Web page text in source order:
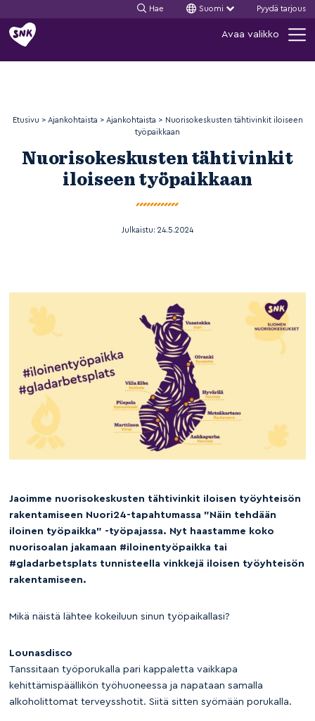
Siirry
sisältöön
Hae Suomi Pyydä tarjous
Avaa valikko
Etusivu > Ajankohtaista > Ajankohtaista > Nuorisokeskusten tähtivinkit iloiseen
työpaikkaan
Nuorisokeskusten tähtivinkit
iloiseen työpaikkaan
Julkaistu: 24.5.2024
Jaoimme nuorisokeskusten tähtivinkit iloisen työyhteisön
rakentamiseen Nuori24-tapahtumassa ”Näin tehdään
iloinen työpaikka” -työpajassa. Nyt haastamme koko
nuorisoalan jakamaan #iloinentyöpaikka tai
#gladarbetsplats tunnisteella vinkkejä iloisen työyhteisön
rakentamiseen.
Mikä näistä lähtee kokeiluun sinun työpaikallasi?
Lounasdisco
Tanssitaan työporukalla pari kappaletta vaikkapa
kehittämispäällikön työhuoneessa ja napataan samalla
alkoholittomat terveysshotit. Siitä sitten syömään porukalla.